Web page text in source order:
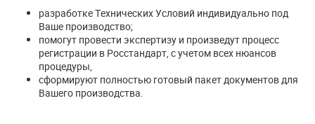
разработке Технических Условий индивидуально под
Ваше производство;
помогут провести экспертизу и произведут процесс
регистрации в Росстандарт, с учетом всех нюансов
процедуры,
сформируют полностью готовый пакет документов для
Вашего производства.